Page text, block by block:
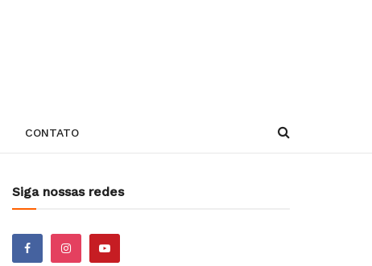
CONTATO
Siga nossas redes